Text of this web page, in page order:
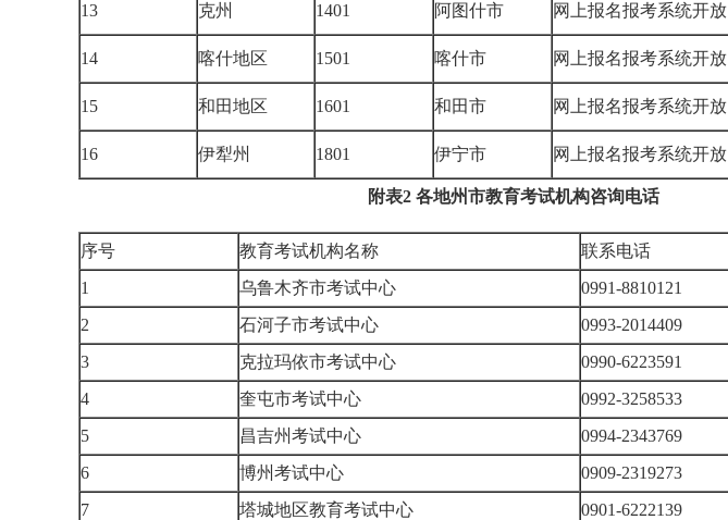
13 克州 1401 阿图什市 网上报名报考系统开放
14 喀什地区 1501 喀什市 网上报名报考系统开放
15 和田地区 1601 和田市 网上报名报考系统开放
16 伊犁州 1801 伊宁市 网上报名报考系统开放
附表2 各地州市教育考试机构咨询电话
序号 教育考试机构名称
联系电话
1
乌鲁木齐市考试中心
0991-8810121
2
石河子市考试中心
0993-2014409
3
克拉玛依市考试中心
0990-6223591
4
奎屯市考试中心
0992-3258533
5
昌吉州考试中心
0994-2343769
6
博州考试中心
0909-2319273
7
塔城地区教育考试中心
0901-6222139